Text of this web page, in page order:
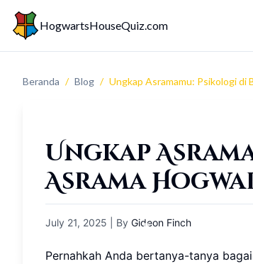
HogwartsHouseQuiz.com
Beranda / Blog / Ungkap Asramamu: Psikologi di
Ungkap
Asrama
July 21, 2025 | By Gideon Finch
Pernahkah Anda bertanya-tanya